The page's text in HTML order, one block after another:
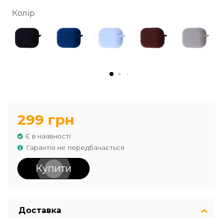
Колір
299 грн
Є в наявності
Гарантія не передбачається
Купити
Доставка